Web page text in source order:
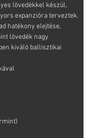
lövedékkel készül,
expanzióra terveztek.
hatékony elejtése,
lövedék nagy
kiváló ballisztikai